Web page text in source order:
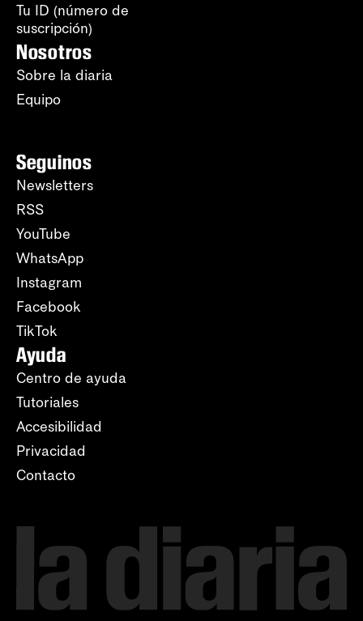
Tu ID (número de
suscripción)
Nosotros
Sobre la diaria
Equipo
Seguinos
Newsletters
RSS
YouTube
WhatsApp
Instagram
Facebook
TikTok
Ayuda
Centro de ayuda
Tutoriales
Accesibilidad
Privacidad
Contacto